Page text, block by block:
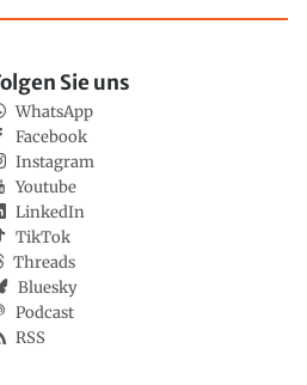
Sie uns
WhatsApp
Facebook
Instagram
Youtube
LinkedIn
TikTok
Threads
Bluesky
Podcast
RSS